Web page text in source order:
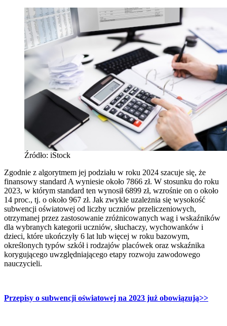
Źródło: iStock
Zgodnie z algorytmem jej podziału w roku 2024 szacuje się, że
finansowy standard A wyniesie około 7866 zł. W stosunku do roku
2023, w którym standard ten wynosił 6899 zł, wzrośnie on o około
14 proc., tj. o około 967 zł. Jak zwykle uzależnia się wysokość
subwencji oświatowej od liczby uczniów przeliczeniowych,
otrzymanej przez zastosowanie zróżnicowanych wag i wskaźników
dla wybranych kategorii uczniów, słuchaczy, wychowanków i
dzieci, które ukończyły 6 lat lub więcej w roku bazowym,
określonych typów szkół i rodzajów placówek oraz wskaźnika
korygującego uwzględniającego etapy rozwoju zawodowego
nauczycieli.
Przepisy o subwencji oświatowej na 2023 już obowiązują>>